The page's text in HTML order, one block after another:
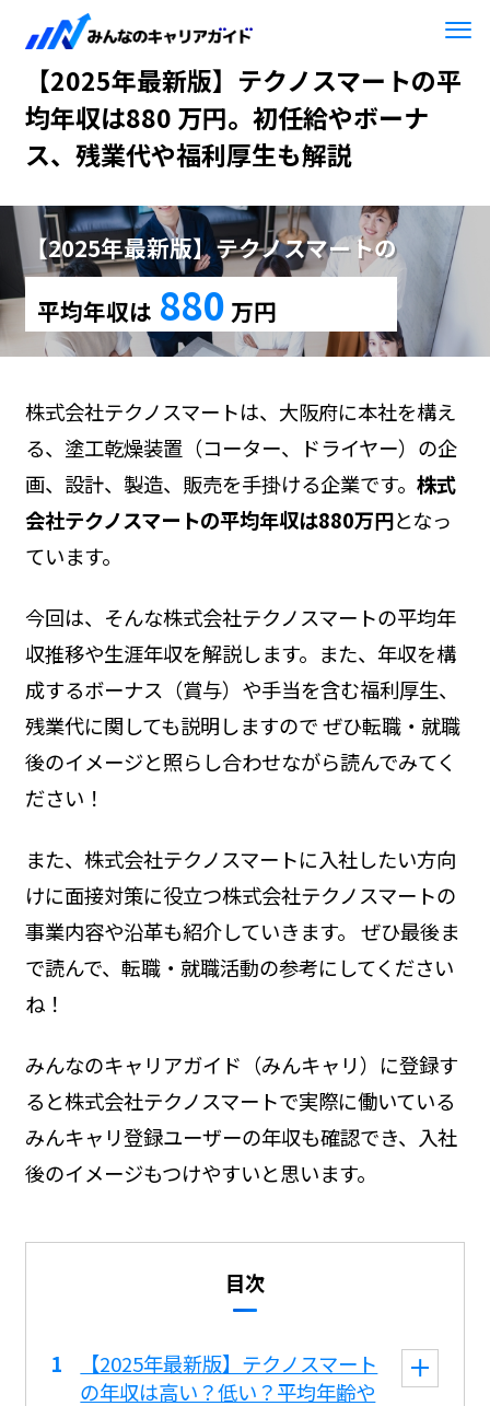
HOME 【2025年最新版】テクノスマート
【2025年最新版】テクノスマートの平
均年収は880 万円。初任給やボーナ
ス、残業代や福利厚生も解説
【2025年最新版】テクノスマートの
平均年収は 880 万円
株式会社テクノスマートは、大阪府に本社を構え
る、塗工乾燥装置（コーター、ドライヤー）の企
画、設計、製造、販売を手掛ける企業です。 株式
会社テクノスマートの平均年収は880万円となっ
ています。
今回は、そんな株式会社テクノスマートの平均年
収推移や生涯年収を解説します。また、年収を構
成するボーナス（賞与）や手当を含む福利厚生、
残業代に関しても説明しますので ぜひ転職・就職
後のイメージと照らし合わせながら読んでみてく
ださい！
また、株式会社テクノスマートに入社したい方向
けに面接対策に役立つ株式会社テクノスマートの
事業内容や沿革も紹介していきます。 ぜひ最後ま
で読んで、転職・就職活動の参考にしてください
ね！
みんなのキャリアガイド（みんキャリ）に登録す
ると株式会社テクノスマートで実際に働いている
みんキャリ登録ユーザーの年収も確認でき、入社
後のイメージもつけやすいと思います。
目次
【2025年最新版】テクノスマート
の年収は高い？低い？平均年齢や